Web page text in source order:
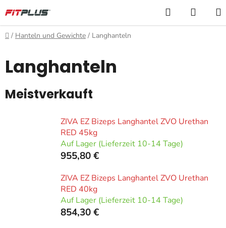
Inhalt
springen
Suchen
Startseite
/ Hanteln und Gewichte / Langhanteln
Langhanteln
Meistverkauft
ZIVA EZ Bizeps Langhantel ZVO Urethan
RED 45kg
Auf Lager (Lieferzeit 10-14 Tage)
955,80 €
ZIVA EZ Bizeps Langhantel ZVO Urethan
RED 40kg
Auf Lager (Lieferzeit 10-14 Tage)
854,30 €